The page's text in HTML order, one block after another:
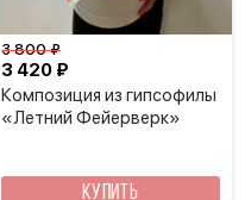
Композиция из гипсофилы
«Летний Фейерверк»
3 420 ₽
3 800 ₽
КУПИТЬ